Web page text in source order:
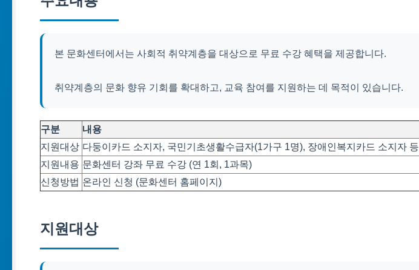
본 문화센터에서는 사회적 취약계층을 대상으로 무료 수강 혜택을 제공합니다.
취약계층의 문화 향유 기회를 확대하고, 교육 참여를 지원하는 데 목적이 있습니다.
구분 내용
지원대상 다둥이카드 소지자, 국민기초생활수급자(1가구 1명), 장애인복지카드 소지자 등
지원내용 문화센터 강좌 무료 수강 (연 1회, 1과목)
신청방법 온라인 신청 (문화센터 홈페이지)
지원대상